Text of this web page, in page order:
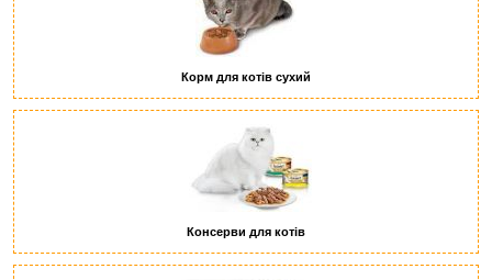
Корм для котів сухий
Консерви для котів